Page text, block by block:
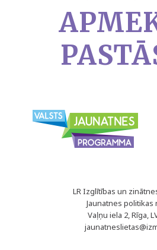
LR Izglītības un
Jaunatnes politikas
Vaļņu iela 2, Rīga,